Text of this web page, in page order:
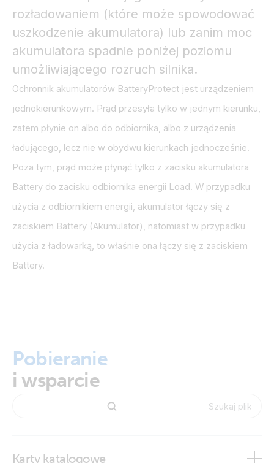
rozładowaniem (które może spowodować
uszkodzenie akumulatora) lub zanim moc
akumulatora spadnie poniżej poziomu
umożliwiającego rozruch silnika.
Ochronnik akumulatorów BatteryProtect jest urządzeniem
jednokierunkowym. Prąd przesyła tylko w jednym kierunku,
zatem płynie on albo do odbiornika, albo z urządzenia
ładującego, lecz nie w obydwu kierunkach jednocześnie.
Poza tym, prąd może płynąć tylko z zacisku akumulatora
Battery do zacisku odbiornika energii Load. W przypadku
użycia z odbiornikiem energii, akumulator łączy się z
zaciskiem Battery (Akumulator), natomiast w przypadku
użycia z ładowarką, to właśnie ona łączy się z zaciskiem
Battery.
Pobieranie
i wsparcie
Karty katalogowe